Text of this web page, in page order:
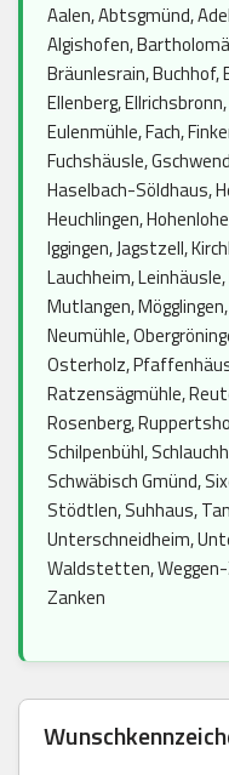
Aalen, Abtsgmünd,
Algishofen,
Bräunlesrain, Buchhof,
Ellenberg,
Eulenmühle, Fach,
Fuchshäusle,
Haselbach-Söldhaus,
Heuchlingen,
Iggingen, Jagstzell,
Lauchheim,
Mutlangen,
Neumühle,
Osterholz,
Ratzensägmühle,
Rosenberg,
Schilpenbühl,
Schwäbisch Gmünd,
Stödtlen, Suhhaus,
Unterschneidheim,
Waldstetten,
Zanken